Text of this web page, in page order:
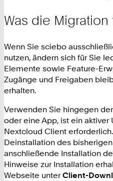
Was die
Wenn Sie sciebo
nutzen, ändern sich für Sie
Elemente sowie Feature-
Zugänge und Freigaben
erhalten.
Verwenden Sie hingegen
oder eine App, ist ein
Nextcloud Client
Deinstallation des
anschließende Installation
Hinweise zur Installation
Webseite unter Client-